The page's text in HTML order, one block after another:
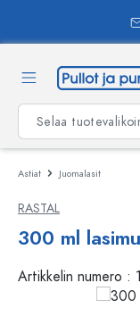
Astiat Juomalasit
RASTAL
300 ml
Artikkelin numero :